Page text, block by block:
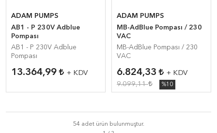
ADAM PUMPS
AB1 - P 230V Adblue
Pompası
AB1 - P 230V Adblue
Pompası
13.364,99 + KDV
ADAM PUMPS
MB-AdBlue Pompası / 230
VAC
MB-AdBlue Pompası / 230
VAC
6.824,33
+ KDV
9.099,11
%10
54 adet ürün bulunmuştur.